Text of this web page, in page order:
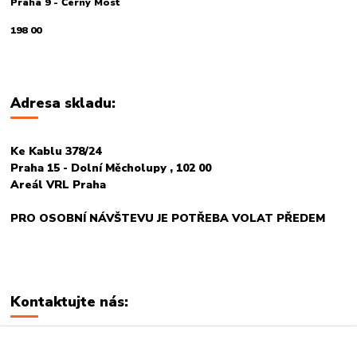
198 00
Adresa skladu:
Ke Kablu 378/24
Praha 15 - Dolní Měcholupy , 102 00
Areál VRL Praha
PRO OSOBNÍ NÁVŠTEVU JE POTŘEBA VOLAT PŘEDEM
Kontaktujte nás: